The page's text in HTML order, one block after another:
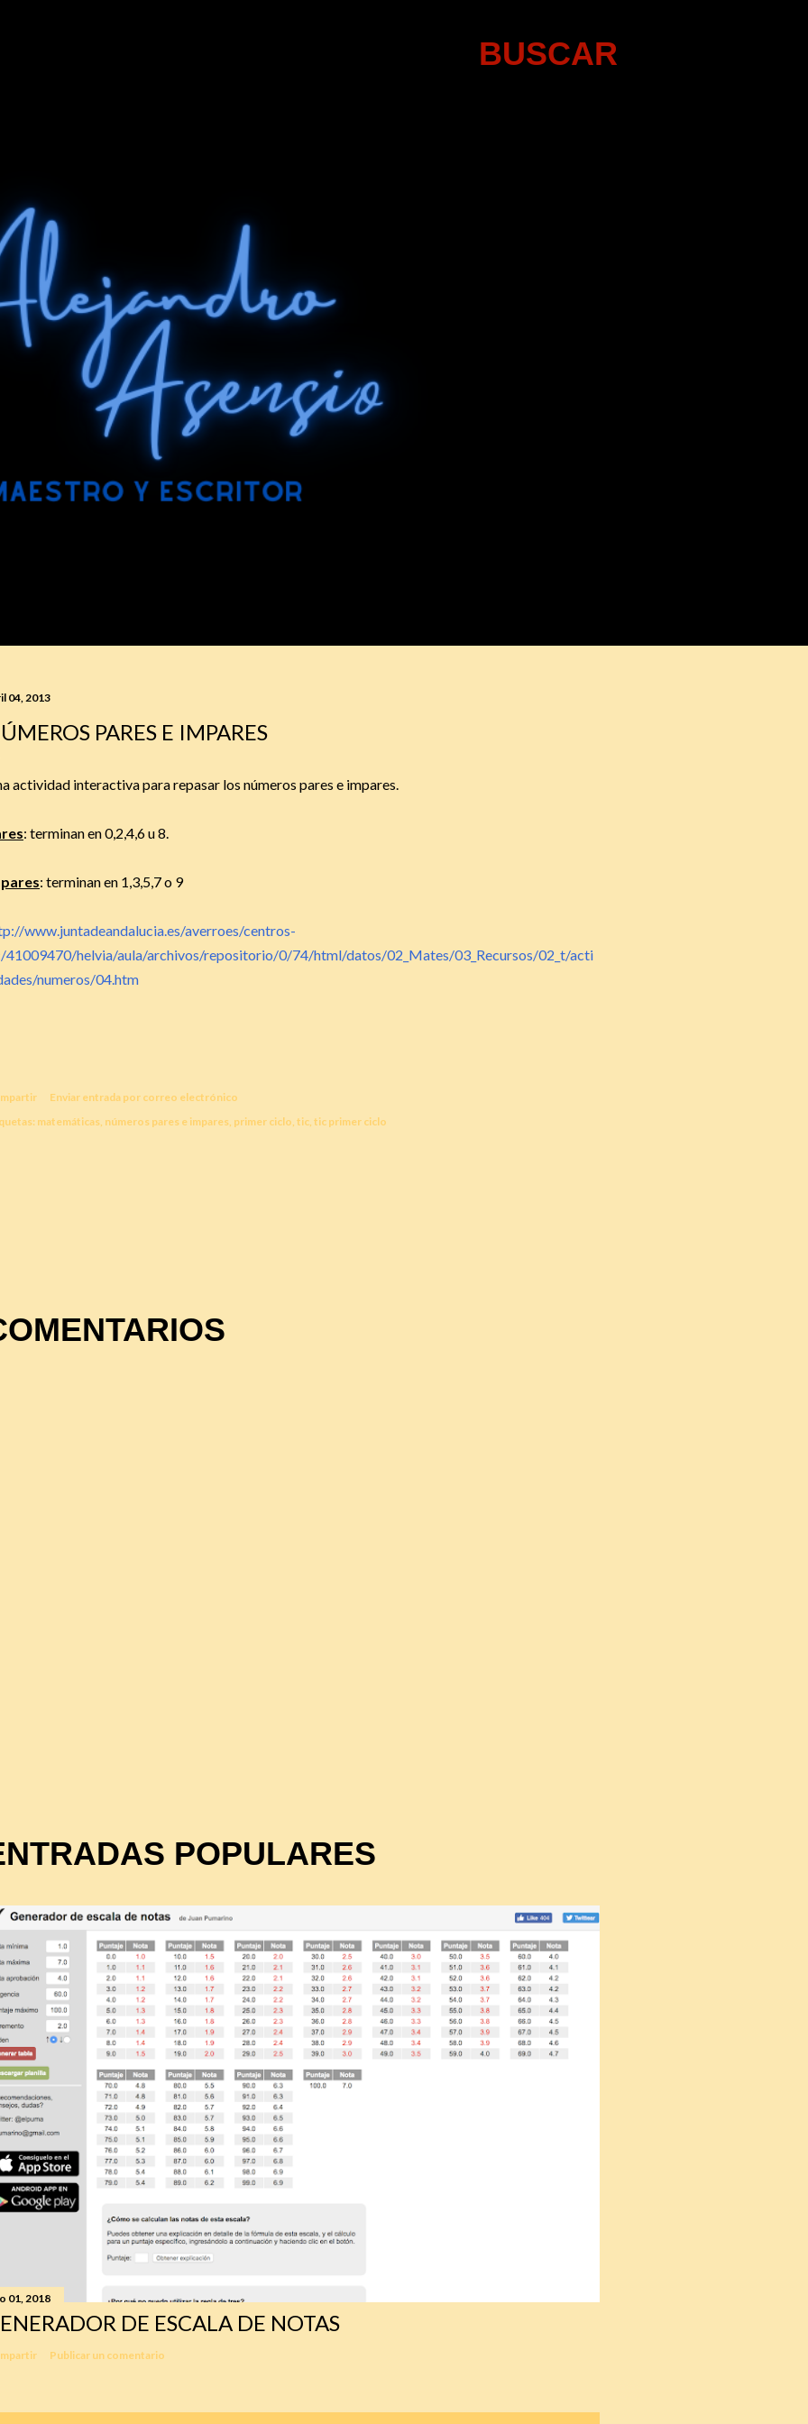
BUSCAR
04, 2013
PARES E IMPARES
actividad interactiva para repasar los números pares e impares.
: terminan en 0,2,4,6 u 8.
: terminan en 1,3,5,7 o 9
www.juntadeandalucia.es/averroes/centros-
41009470/helvia/aula/archivos/repositorio/0/74/html/datos/02_Mates/03_Recursos/02_t/acti
numeros/04.htm
Enviar entrada por correo electrónico
matemáticas números pares e impares primer ciclo tic tic primer ciclo
POPULARES
01, 2018
DE ESCALA DE NOTAS
Publicar un comentario